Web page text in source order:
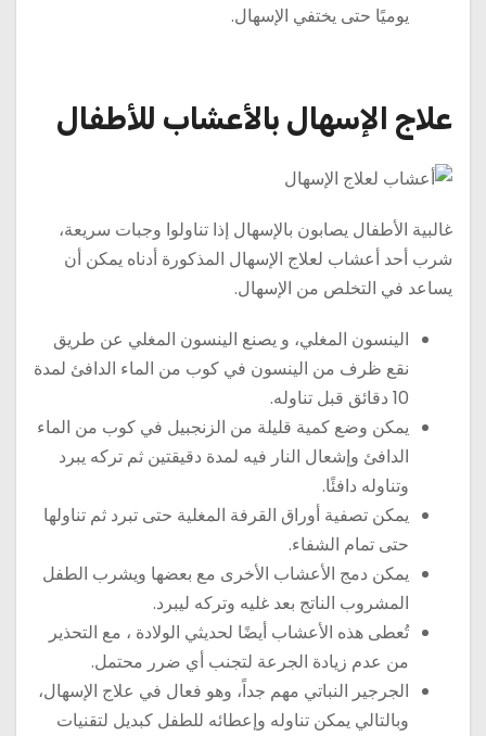
يوميًا حتى يختفي الإسهال.
علاج الإسهال بالأعشاب للأطفال
غالبية الأطفال يصابون بالإسهال إذا تناولوا وجبات سريعة،
شرب أحد أعشاب لعلاج الإسهال المذكورة أدناه يمكن أن
يساعد في التخلص من الإسهال.
الينسون المغلي، و يصنع الينسون المغلي عن طريق
نقع ظرف من الينسون في كوب من الماء الدافئ لمدة
10 دقائق قبل تناوله.
يمكن وضع كمية قليلة من الزنجبيل في كوب من الماء
الدافئ وإشعال النار فيه لمدة دقيقتين ثم تركه يبرد
وتناوله دافئًا.
يمكن تصفية أوراق القرفة المغلية حتى تبرد ثم تناولها
حتى تمام الشفاء.
يمكن دمج الأعشاب الأخرى مع بعضها ويشرب الطفل
المشروب الناتج بعد غليه وتركه ليبرد.
تُعطى هذه الأعشاب أيضًا لحديثي الولادة ، مع التحذير
من عدم زيادة الجرعة لتجنب أي ضرر محتمل.
الجرجير النباتي مهم جداً، وهو فعال في علاج الإسهال،
وبالتالي يمكن تناوله وإعطائه للطفل كبديل لتقنيات